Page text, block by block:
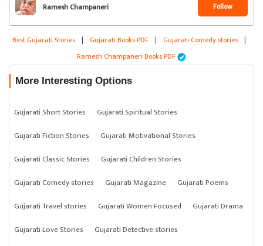
Ramesh Champaneri Follow
Best Gujarati Stories | Gujarati Books PDF | Gujarati Comedy stories |
Ramesh Champaneri Books PDF
More Interesting Options
Gujarati Short Stories
Gujarati Spiritual Stories
Gujarati Fiction Stories
Gujarati Motivational Stories
Gujarati Classic Stories
Gujarati Children Stories
Gujarati Comedy stories
Gujarati Magazine
Gujarati Poems
Gujarati Travel stories
Gujarati Women Focused
Gujarati Drama
Gujarati Love Stories
Gujarati Detective stories